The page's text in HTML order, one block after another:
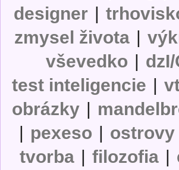
designer |
zmysel života |
vševedko |
test inteligencie |
obrázky |
| pexeso | ostrovy
tvorba | filozofia |